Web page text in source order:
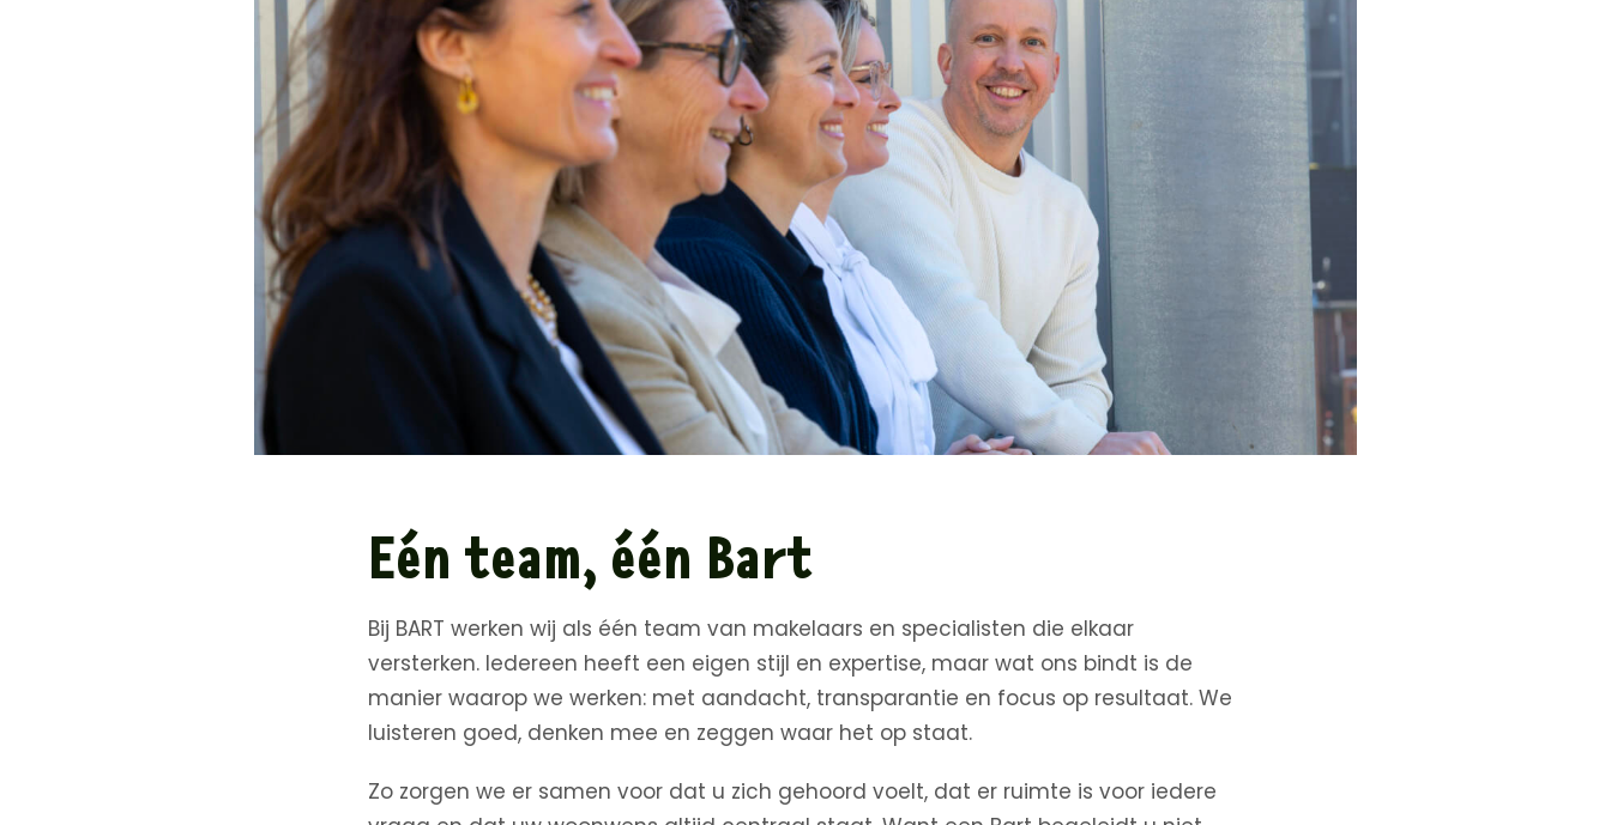
Eén team, één Bart
Bij BART werken wij als één team van makelaars en specialisten die elkaar
versterken. Iedereen heeft een eigen stijl en expertise, maar wat ons bindt is de
manier waarop we werken: met aandacht, transparantie en focus op resultaat. We
luisteren goed, denken mee en zeggen waar het op staat.
Zo zorgen we er samen voor dat u zich gehoord voelt, dat er ruimte is voor iedere